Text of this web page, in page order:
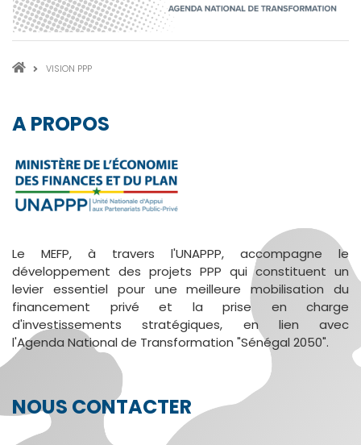
FIL
VISION PPP
A PROPOS
Le MEFP, à travers l'UNAPPP, accompagne le
développement des projets PPP qui constituent un
levier essentiel pour une meilleure mobilisation du
financement privé et la prise en charge
d'investissements stratégiques, en lien avec
l'Agenda National de Transformation "Sénégal 2050".
NOUS CONTACTER